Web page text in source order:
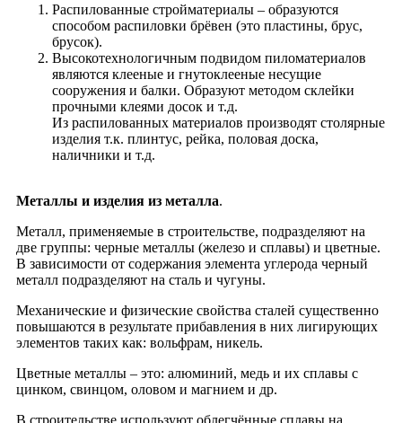
Распилованные стройматериалы – образуются
способом распиловки брёвен (это пластины, брус,
брусок).
Высокотехнологичным подвидом пиломатериалов
являются клееные и гнутоклееные несущие
сооружения и балки. Образуют методом склейки
прочными клеями досок и т.д.
Из распилованных материалов производят столярные
изделия т.к. плинтус, рейка, половая доска,
наличники и т.д.
Металлы и изделия из металла.
Металл, применяемые в строительстве, подразделяют на
две группы: черные металлы (железо и сплавы) и цветные.
В зависимости от содержания элемента углерода черный
металл подразделяют на сталь и чугуны.
Механические и физические свойства сталей существенно
повышаются в результате прибавления в них лигирующих
элементов таких как: вольфрам, никель.
Цветные металлы – это: алюминий, медь и их сплавы с
цинком, свинцом, оловом и магнием и др.
В строительстве используют облегчённые сплавы на